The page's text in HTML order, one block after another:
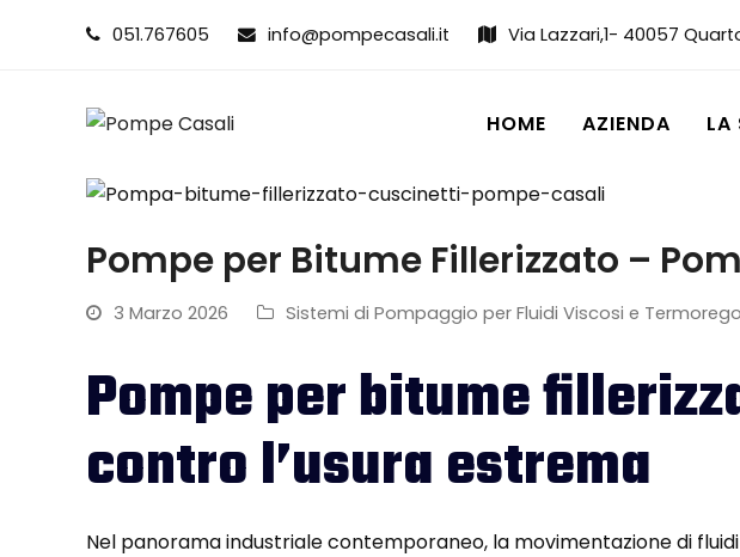
051.767605 info@pompecasali.it Via Lazzari,1- 40057
HOME AZIENDA LA
Pompe per Bitume Fillerizzato –
3 Marzo 2026 Sistemi di Pompaggio per Fluidi Viscosi e
Pompe per bitume
contro l’usura estrema
Nel panorama industriale contemporaneo, la movimentazione di